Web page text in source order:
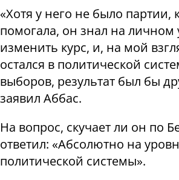
«Хотя у него не было партии,
помогала, он знал на личном
изменить курс, и, на мой
остался в политической
выборов, результат был бы
заявил Аббас.
На вопрос, скучает ли он по
ответил: «Абсолютно на
политической системы».